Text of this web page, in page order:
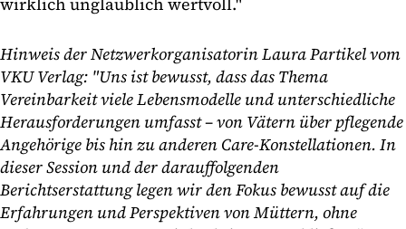
Hinweis der Netzwerkorganisatorin Laura Partikel vom
VKU Verlag: "Uns ist bewusst, dass das Thema
Vereinbarkeit viele Lebensmodelle und unterschiedliche
Herausforderungen umfasst – von Vätern über pflegende
Angehörige bis hin zu anderen Care-Konstellationen. In
dieser Session und der darauffolgenden
Berichtserstattung legen wir den Fokus bewusst auf die
Erfahrungen und Perspektiven von Müttern, ohne